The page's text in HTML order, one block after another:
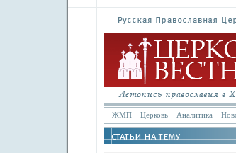
ЖМП Церковь Аналитика